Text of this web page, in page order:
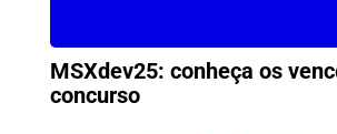
MSXdev25: conheça os
concurso